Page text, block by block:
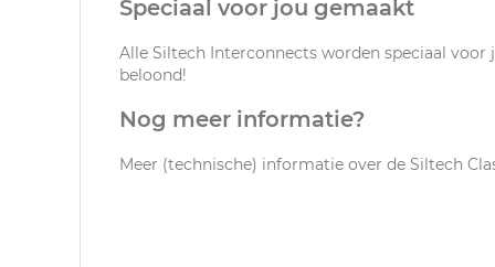
Speciaal voor jou gemaakt
Alle Siltech Interconnects worden speciaal
beloond!
Nog meer informatie?
Meer (technische) informatie over de Siltech